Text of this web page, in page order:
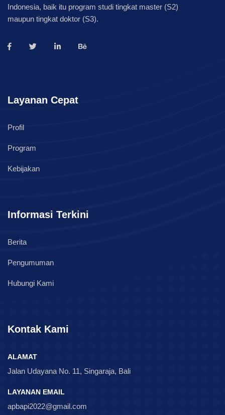
Indonesia, baik itu program studi tingkat master (S2)
maupun tingkat doktor (S3).
Layanan Cepat
Profil
Program
Kebijakan
Informasi Terkini
Berita
Pengumuman
Hubungi Kami
Kontak Kami
ALAMAT
Jalan Udayana No. 11, Singaraja, Bali
LAYANAN EMAIL
apbapi2022@gmail.com